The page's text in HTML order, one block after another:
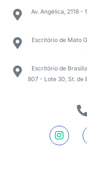
Av. Angélica, 2118 -
Escritório de Mato
Escritório de
807 - Lote 30, St. de